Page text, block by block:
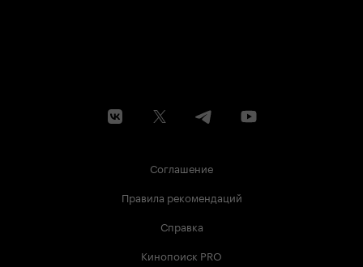
Соглашение
Правила рекомендаций
Справка
Кинопоиск PRO